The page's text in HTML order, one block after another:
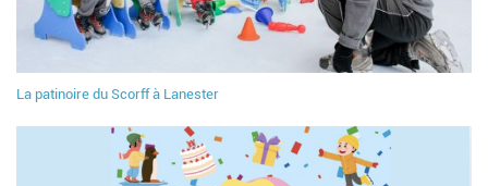
La patinoire du Scorff à Lanester